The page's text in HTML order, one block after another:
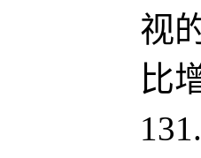
视
比